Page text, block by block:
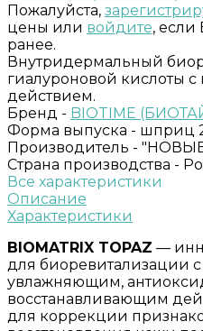
Пожалуйста,
цены или войдите, если
ранее.
Внутридермальный
гиалуроновой кислоты
действием.
Бренд - BIOTIME
Форма выпуска - шприц
Производитель -
Страна производства -
Все характеристики
Описание
Характеристики
BIOMATRIX TOPAZ —
для биоревитализации
увлажняющим,
восстанавливающим
для коррекции